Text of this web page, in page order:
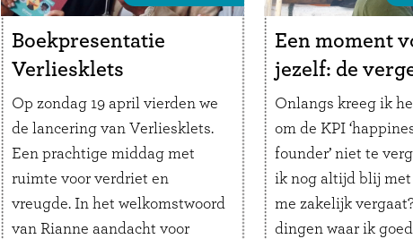
Boekpresentatie
Verliesklets
Op zondag 19 april vierden we
de lancering van Verliesklets.
Een prachtige middag met
ruimte voor verdriet en
vreugde. In het welkomstwoord
van Rianne aandacht voor
Een moment
jezelf: de
Onlangs kreeg ik
om de KPI
founder’ niet te
ik nog altijd blij met
me zakelijk
dingen waar ik